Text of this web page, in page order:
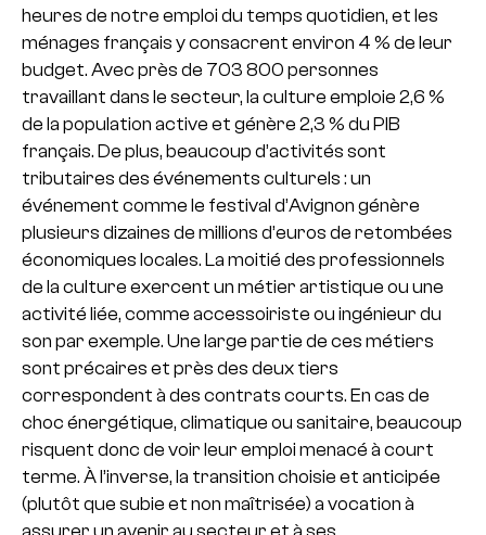
heures de notre emploi du temps quotidien, et les
ménages français y consacrent environ 4 % de leur
budget. Avec près de 703 800 personnes
travaillant dans le secteur, la culture emploie 2,6 %
de la population active et génère 2,3 % du PIB
français. De plus, beaucoup d’activités sont
tributaires des événements culturels : un
événement comme le festival d’Avignon génère
plusieurs dizaines de millions d’euros de retombées
économiques locales. La moitié des professionnels
de la culture exercent un métier artistique ou une
activité liée, comme accessoiriste ou ingénieur du
son par exemple. Une large partie de ces métiers
sont précaires et près des deux tiers
correspondent à des contrats courts. En cas de
choc énergétique, climatique ou sanitaire, beaucoup
risquent donc de voir leur emploi menacé à court
terme. À l’inverse, la transition choisie et anticipée
(plutôt que subie et non maîtrisée) a vocation à
assurer un avenir au secteur et à ses